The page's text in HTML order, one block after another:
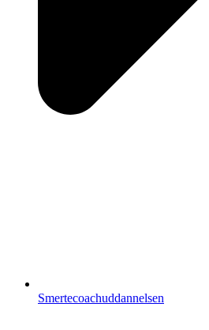
Smertecoachuddannelsen